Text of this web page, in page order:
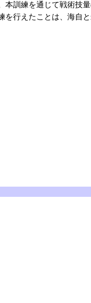
訓練を通じて戦術技
行えたことは、海自